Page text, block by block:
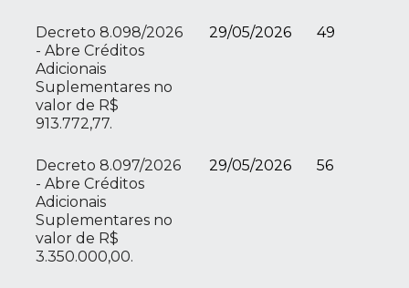
Decreto 8.098/2026
- Abre Créditos
Adicionais
Suplementares no
valor de R$
913.772,77.
29/05/2026 49
Decreto 8.097/2026
- Abre Créditos
Adicionais
Suplementares no
valor de R$
3.350.000,00.
29/05/2026 56